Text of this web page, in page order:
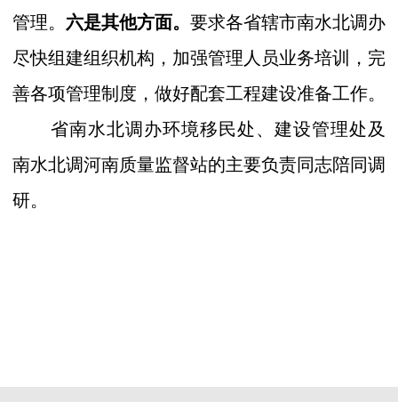
管理。 六是其他方面。 要求各省辖市南水北调办
尽快组建组织机构，加强管理人员业务培训，完
善各项管理制度，做好配套工程建设准备工作。
省南水北调办环境移民处、建设管理处及
南水北调河南质量监督站的主要负责同志陪同调
研。